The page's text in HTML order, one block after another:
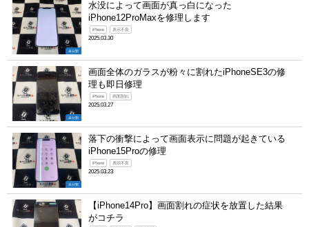
未分類
水没によって画面が真っ白になった
iPhone12ProMaxを修理します
iPhone 表示不良
2025.03.30
未分類
画面全体のガラスが粉々に割れたiPhoneSE3の修
理も即日修理
iPhone 画面割れ
2025.03.27
未分類
落下の衝撃によって画面表示に問題が起きている
iPhone15Proの修理
iPhone 表示不良
2025.03.23
【iPhone14Pro】画面割れの症状を放置した結果
がコチラ